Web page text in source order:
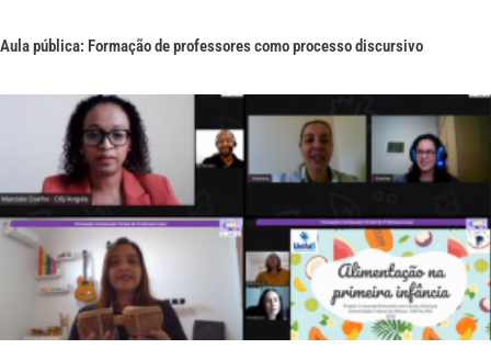
Aula pública: Formação de professores como processo discursivo